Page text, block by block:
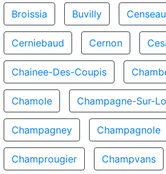
Broissia Buvilly Censeau
Cerniebaud Cernon
Chainee-Des-Coupis
Chamole Champagne-Sur-
Champagney Champagnole
Champrougier Champvans